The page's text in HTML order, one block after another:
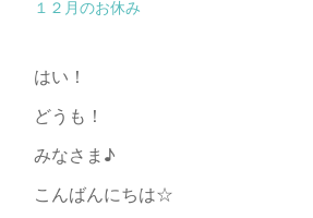
１２月のお休み
はい！
どうも！
みなさま♪
こんばんにちは☆